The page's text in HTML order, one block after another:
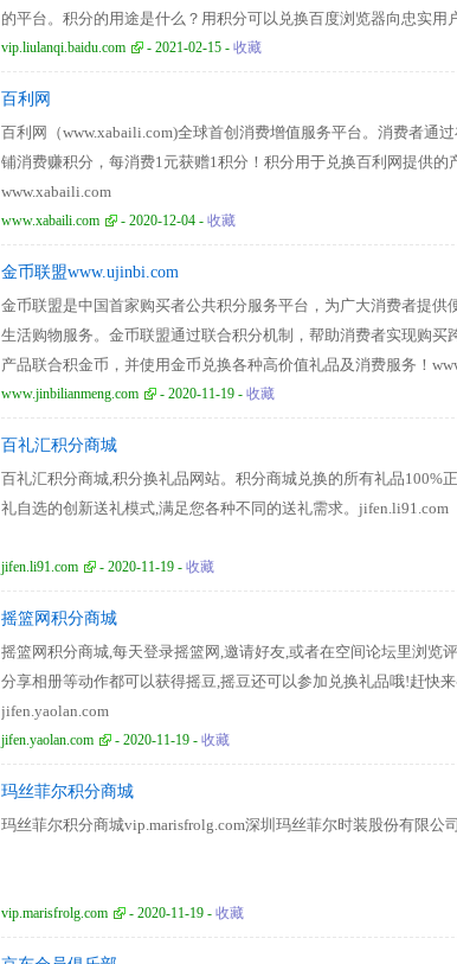
的平台。积分的用途是什么？用积分可以兑换百度浏览器向忠实用
每类特权每天仅限兑换1个。目前积分商城已经支持用积分兑换爱奇
vip.liulanqi.baidu.com - 2021-02-15 - 收藏
百利网
百利网（www.xabaili.com)全球首创消费增值服务平台。消费者通
铺消费赚积分，每消费1元获赠1积分！积分用于兑换百利网提供的
www.xabaili.com
www.xabaili.com - 2020-12-04 - 收藏
金币联盟www.ujinbi.com
金币联盟是中国首家购买者公共积分服务平台，为广大消费者提供
生活购物服务。金币联盟通过联合积分机制，帮助消费者实现购买
产品联合积金币，并使用金币兑换各种高价值礼品及消费服务！
www.jinbilianmeng.com - 2020-11-19 - 收藏
百礼汇积分商城
百礼汇积分商城,积分换礼品网站。积分商城兑换的所有礼品100%
礼自选的创新送礼模式,满足您各种不同的送礼需求。jifen.li91.com
jifen.li91.com - 2020-11-19 - 收藏
摇篮网积分商城
摇篮网积分商城,每天登录摇篮网,邀请好友,或者在空间论坛里浏览评
分享相册等动作都可以获得摇豆,摇豆还可以参加兑换礼品哦!赶快来
jifen.yaolan.com
jifen.yaolan.com - 2020-11-19 - 收藏
玛丝菲尔积分商城
玛丝菲尔积分商城vip.marisfrolg.com深圳玛丝菲尔时装股份有限公司
vip.marisfrolg.com - 2020-11-19 - 收藏